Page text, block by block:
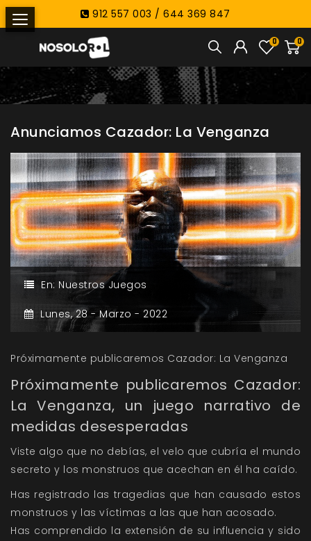
912 557 003 / 644 369 847
0
0
Anunciamos Cazador: La Venganza
En: Nuestros Juegos
Lunes,28 -Marzo - 2022
Próximamente publicaremos Cazador: La Venganza
Próximamente publicaremos Cazador:
La Venganza, un juego narrativo de
medidas desesperadas
Viste algo que no debías, el velo que cubría el mundo
secreto y los monstruos que acechan en él ha caído.
Has registrado las tragedias que han causado estos
monstruos y las víctimas a las que han acosado.
Has comprendido la extensión de su influencia y sido